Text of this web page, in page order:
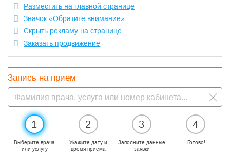
Разместить на главной странице
Значок «Обратите внимание»
Скрыть рекламу на странице
Заказать продвижение
Запись на прием
1
Выберите врача
или услугу
2
Укажите дату и
время приема
3
Заполните данные
заявки
4
Готово!